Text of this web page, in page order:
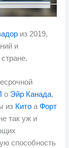
из 2019,
и
о Эйр Канада,
из Кито аФорт
так уж и
способность